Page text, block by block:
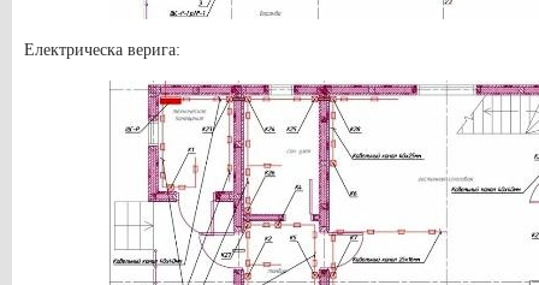
Електрическа верига: